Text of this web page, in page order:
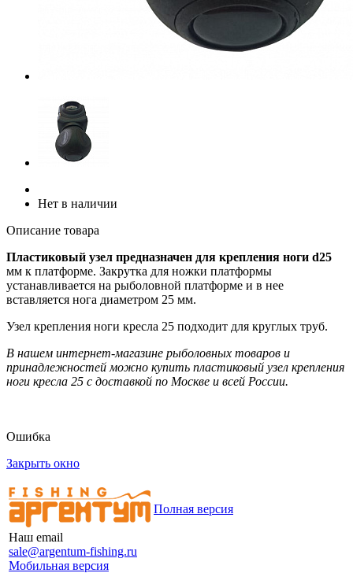
Нет в наличии
Описание товара
Пластиковый узел предназначен для крепления ноги d25
мм к платформе. Закрутка для ножки платформы
устанавливается на рыболовной платформе и в нее
вставляется нога диаметром 25 мм.
Узел крепления ноги кресла 25 подходит для круглых труб.
В нашем интернет-магазине рыболовных товаров и
принадлежностей можно купить пластиковый узел крепления
ноги кресла 25 с доставкой по Москве и всей России.
Ошибка
Закрыть окно
Наш email
sale@argentum-fishing.ru
Мобильная версия
Полная версия